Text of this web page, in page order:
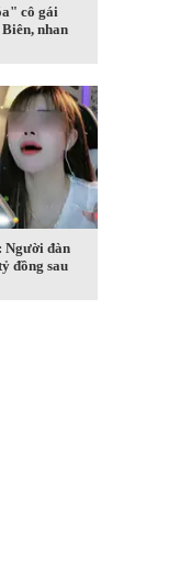
cô gái
nhan
Người đàn
đồng sau